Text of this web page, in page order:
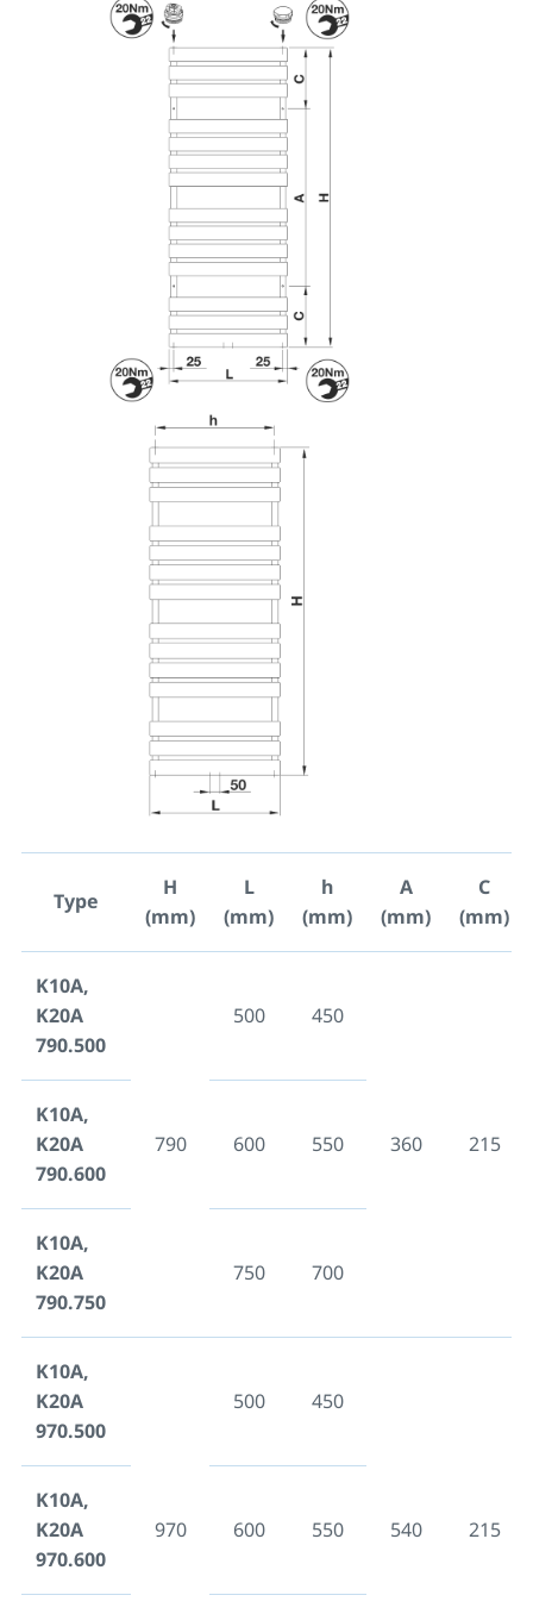
Type
H
(mm)
L
(mm)
h
(mm)
A
(mm)
C
(mm)
K10A,
K20A
790.500
790
500 450
360 215
K10A,
K20A
790.600
600 550
K10A,
K20A
790.750
750 700
K10A,
K20A
970.500
970
500 450
540 215
K10A,
K20A
970.600
600 550